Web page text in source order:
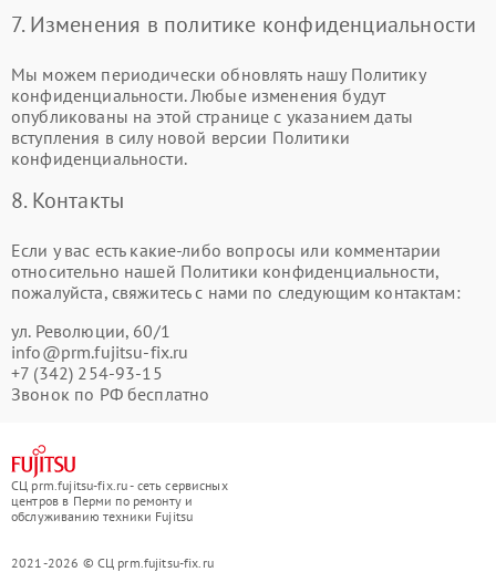
7. Изменения в политике конфиденциальности
Мы можем периодически обновлять нашу Политику
конфиденциальности. Любые изменения будут
опубликованы на этой странице с указанием даты
вступления в силу новой версии Политики
конфиденциальности.
8. Контакты
Если у вас есть какие-либо вопросы или комментарии
относительно нашей Политики конфиденциальности,
пожалуйста, свяжитесь с нами по следующим контактам:
ул. ​Революции, 60/1
info@prm.fujitsu-fix.ru
+7 (342) 254-93-15
Звонок по РФ бесплатно
СЦ prm.fujitsu-fix.ru - сеть сервисных
центров в Перми по ремонту и
обслуживанию техники Fujitsu
2021-2026 © СЦ prm.fujitsu-fix.ru